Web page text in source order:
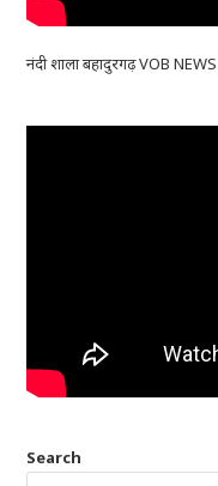
नंदी शाला बहादुरगढ़ VOB
Search